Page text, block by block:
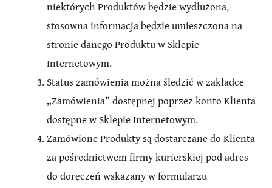
niektórych Produktów będzie wydłużona,
stosowna informacja będzie umieszczona na
stronie danego Produktu w Sklepie
Internetowym.
Status zamówienia można śledzić w zakładce
„Zamówienia” dostępnej poprzez konto Klienta
dostępne w Sklepie Internetowym.
Zamówione Produkty są dostarczane do Klienta
za pośrednictwem firmy kurierskiej pod adres
do doręczeń wskazany w formularzu